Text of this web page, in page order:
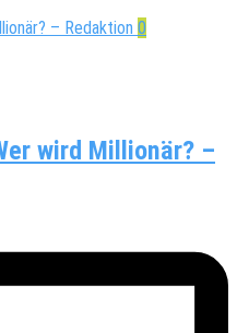
0
wird Millionär? –